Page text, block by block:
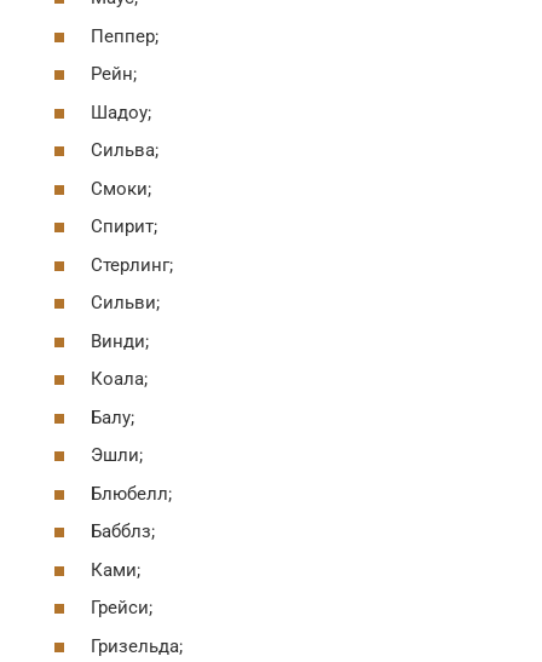
Пеппер;
Рейн;
Шадоу;
Сильва;
Смоки;
Спирит;
Стерлинг;
Сильви;
Винди;
Коала;
Балу;
Эшли;
Блюбелл;
Бабблз;
Ками;
Грейси;
Гризельда;